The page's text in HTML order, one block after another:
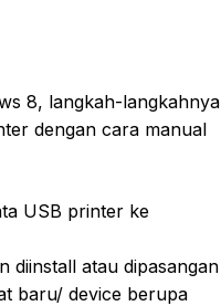
8, langkah-langkahnya
dengan cara manual
USB printer ke
diinstall atau dipasangan
baru/ device berupa